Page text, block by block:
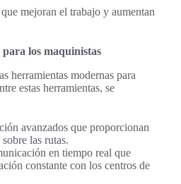
mejoran el trabajo y aumentan
los maquinistas
herramientas modernas para
estas herramientas, se
avanzados que proporcionan
las rutas.
en tiempo real que
constante con los centros de